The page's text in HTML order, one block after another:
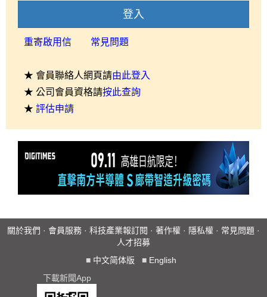
登入
重寄啟用信 常見問題
★ 會員聯絡人網頁請由此登入
★ 公司會員資格請按此查詢
★ 評估申請
關於我們 · 會員服務 · 科技產業報訂閱 · 著作權 · 隱私權 · 常見問題 ·
人才招募
■ 中文简体版 ■ English
下載新聞App